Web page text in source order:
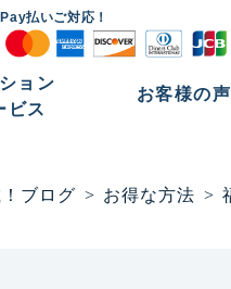
払いご対応！
ョン
ビス
お客様の声
ブログ > お得な方法 >